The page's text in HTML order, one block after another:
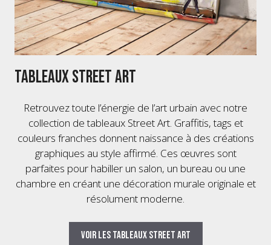
Tableaux Street Art
Retrouvez toute l’énergie de l’art urbain avec notre
collection de tableaux Street Art. Graffitis, tags et
couleurs franches donnent naissance à des créations
graphiques au style affirmé. Ces œuvres sont
parfaites pour habiller un salon, un bureau ou une
chambre en créant une décoration murale originale et
résolument moderne.
Voir les tableaux Street Art